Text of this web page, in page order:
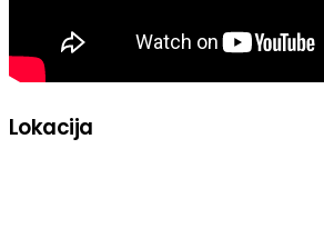
Lokacija